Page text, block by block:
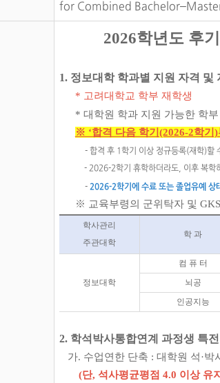
for Combined
2026학년도 후
1. 정보대학 학과별 지원 자격 및
* 고려대학교 학부 재학생
* 대학원 학과 지원 가능한 학
※ ‘합격 다음 학기(2026-2학
- 합격 후 1학기 이상 정규등록(재학)할
- 2026-2학기 휴학하더라도, 이후 복학하
- 2026-2학기에 수료 또는 졸업유예 상
※ 교육부령의 군위탁자 및
학사관리
주관대학
학 과
정보대학
컴 퓨 터
뇌공
인공지능
2. 학석박사통합연계 과정생 특전
가. 수업연한 단축 : 대학원 석·
(단, 석사평균평점 4.0 이상 유